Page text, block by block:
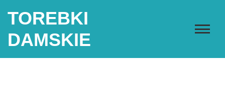
TOREBKI
DAMSKIE